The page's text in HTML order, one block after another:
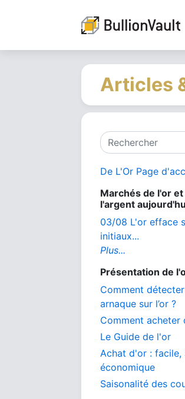
Articles
Rechercher
De L'Or Page
Marchés de l'or et
l'argent
03/08 L'or efface
initiaux...
Plus...
Présentation de
Comment
arnaque sur l’or ?
Comment acheter
Le Guide de l'or
Achat d'or : facile,
économique
Saisonalité des